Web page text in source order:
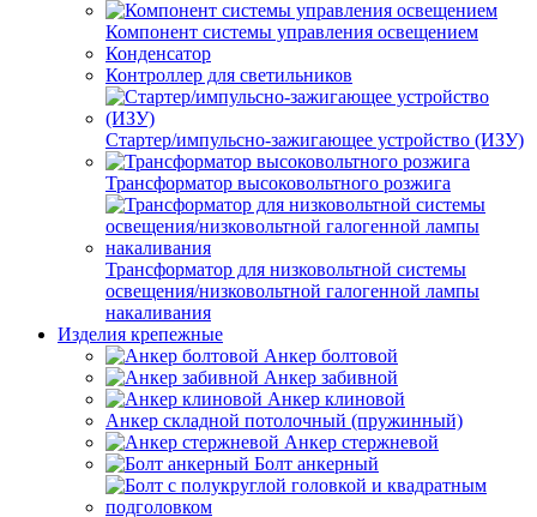
Компонент системы управления освещением
Конденсатор
Контроллер для светильников
Стартер/импульсно-зажигающее устройство (ИЗУ)
Трансформатор высоковольтного розжига
Трансформатор для низковольтной системы
освещения/низковольтной галогенной лампы
накаливания
Изделия крепежные
Анкер болтовой
Анкер забивной
Анкер клиновой
Анкер складной потолочный (пружинный)
Анкер стержневой
Болт анкерный